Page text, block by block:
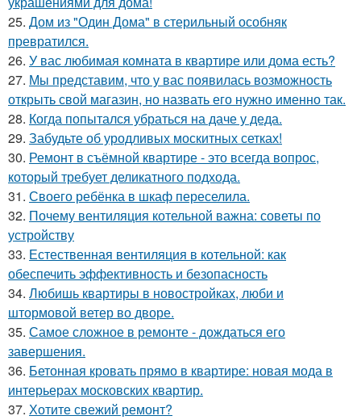
25. Дом из "Один Дома" в стерильный особняк
превратился.
26. У вас любимая комната в квартире или дома есть?
27. Мы представим, что у вас появилась возможность
открыть свой магазин, но назвать его нужно именно так.
28. Когда попытался убраться на даче у деда.
29. Забудьте об уродливых москитных сетках!
30. Ремонт в съёмной квартире - это всегда вопрос,
который требует деликатного подхода.
31. Своего ребёнка в шкаф переселила.
32. Почему вентиляция котельной важна: советы по
устройству
33. Естественная вентиляция в котельной: как
обеспечить эффективность и безопасность
34. Любишь квартиры в новостройках, люби и
штормовой ветер во дворе.
35. Самое сложное в ремонте - дождаться его
завершения.
36. Бетонная кровать прямо в квартире: новая мода в
интерьерах московских квартир.
37. Хотите свежий ремонт?